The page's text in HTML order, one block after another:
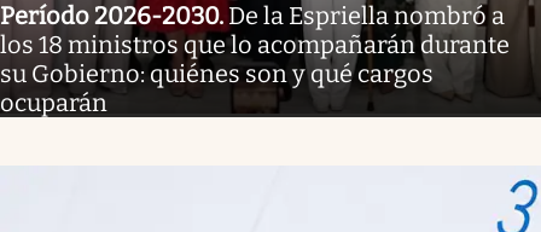
Período 2026-2030. De la Espriella nombró a
los 18 ministros que lo acompañarán durante
su Gobierno: quiénes son y qué cargos
ocuparán